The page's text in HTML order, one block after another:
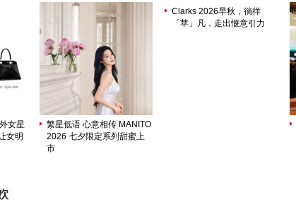
女星
女明
繁星低语 心意相传 MANITO
2026 七夕限定系列甜蜜上
市
Clarks 2026早秋，徜徉
「苹」凡，走出惬意引力